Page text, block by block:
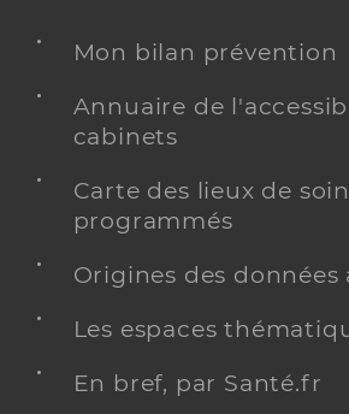
Mon bilan prévention
Annuaire de
cabinets
Carte des lieux de
programmés
Origines des données
Les espaces
En bref, par Santé.fr